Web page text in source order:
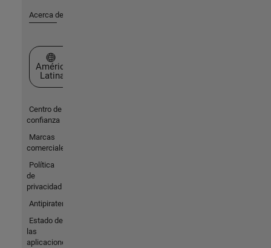
Acerca de MathWorks
Seleccione un país/idioma
América
Latina
Centro de
confianza
Marcas
comerciales
Política
de
privacidad
Antipiratería
Estado de
las
aplicaciones